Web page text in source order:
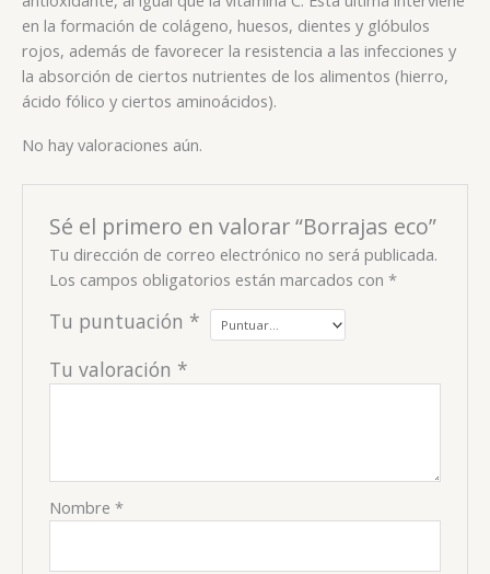
en la formación de colágeno, huesos, dientes y glóbulos
rojos, además de favorecer la resistencia a las infecciones y
la absorción de ciertos nutrientes de los alimentos (hierro,
ácido fólico y ciertos aminoácidos).
No hay valoraciones aún.
Sé el primero en valorar “Borrajas eco”
Tu dirección de correo electrónico no será publicada.
Los campos obligatorios están marcados con*
Tu puntuación *
Tu valoración *
Nombre*